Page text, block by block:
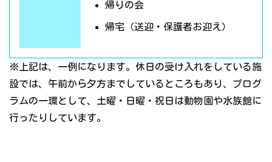
帰りの会
帰宅（送迎・保護者お迎え）
※上記は、一例になります。休日の受け入れをしている施
設では、午前から夕方までしているところもあり、プログ
ラムの一環として、土曜・日曜・祝日は動物園や水族館に
行ったりしています。